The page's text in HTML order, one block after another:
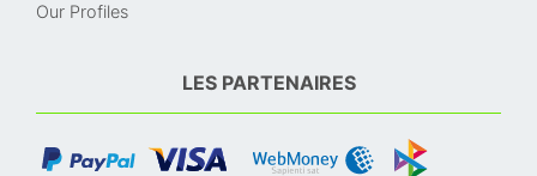
Our Profiles
LES PARTENAIRES